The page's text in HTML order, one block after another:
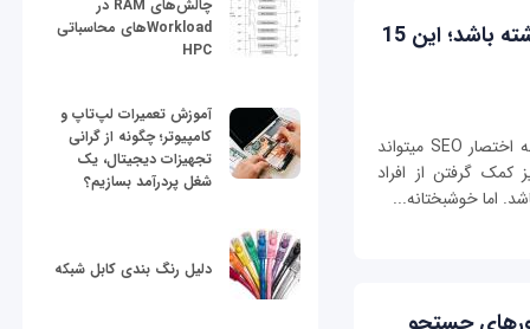
اگر می‌خواهید سایت‌تان رتبه بهتری داشته باشد؛ این 15
پرداختن به موضوع بهینه‌سازی موتور جستجو یا به اختصار SEO می‎تواند
گرفتن از افراد
چالش‌های RAM در
Workloadهای محاسباتی
HPC
آموزش تعمیرات لپ‌تاپ و
کامپیوتر؛ چگونه از گرانی
تجهیزات دیجیتال، یک
شغل پردرآمد بسازیم؟
دلیل رنگ بندی کابل شبکه